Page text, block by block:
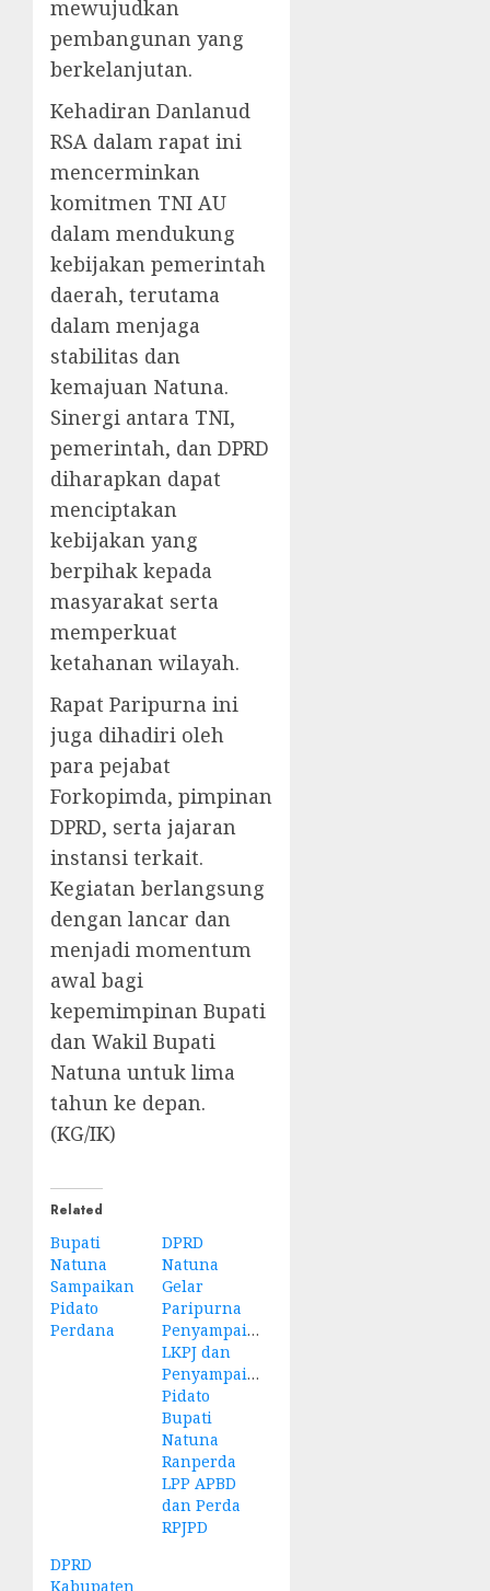
mewujudkan
pembangunan yang
berkelanjutan.
Kehadiran Danlanud
RSA dalam rapat ini
mencerminkan
komitmen TNI AU
dalam mendukung
kebijakan pemerintah
daerah, terutama
dalam menjaga
stabilitas dan
kemajuan Natuna.
Sinergi antara TNI,
pemerintah, dan DPRD
diharapkan dapat
menciptakan
kebijakan yang
berpihak kepada
masyarakat serta
memperkuat
ketahanan wilayah.
Rapat Paripurna ini
juga dihadiri oleh
para pejabat
Forkopimda, pimpinan
DPRD, serta jajaran
instansi terkait.
Kegiatan berlangsung
dengan lancar dan
menjadi momentum
awal bagi
kepemimpinan Bupati
dan Wakil Bupati
Natuna untuk lima
tahun ke depan.
(KG/IK)
Related
Bupati
Natuna
Sampaikan
Pidato
Perdana
DPRD
Natuna
Gelar
Paripurna
Penyampaian
LKPJ dan
Penyampaian
Pidato
Bupati
Natuna
Ranperda
LPP APBD
dan Perda
RPJPD
DPRD
Kabupaten